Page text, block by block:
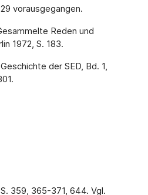
vorausgegangen.
Reden und
1972, S. 183.
der SED, Bd. 1,
359, 365-371, 644. Vgl.